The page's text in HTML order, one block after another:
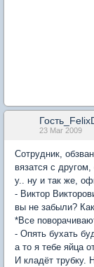
23 Mar 2009
Сотрудник,
вязатся с
у.. ну и так же,
- Виктор
вы не забыли?
*Bсе
- Опять бухать
а то я тебе яйца
И кладёт трубку.